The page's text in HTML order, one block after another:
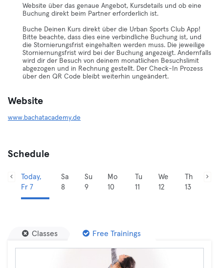
Website über das genaue Angebot, Kursdetails und ob eine
Buchung direkt beim Partner erforderlich ist.
Buche Deinen Kurs direkt über die Urban Sports Club App!
Bitte beachte, dass dies eine verbindliche Buchung ist, und
die Stornierungsfrist eingehalten werden muss. Die jeweilige
Storniernungsfrist wird bei der Buchung angezeigt. Andernfalls
wird dir der Besuch von deinem monatlichen Besuchslimit
abgezogen und in Rechnung gestellt. Der Check-In Prozess
über den QR Code bleibt weiterhin ungeändert.
Website
www.bachatacademy.de
Schedule
Today,
Fr 7
Sa
8
Su
9
Mo
10
Tu
11
We
12
Th
13
Classes Free Trainings